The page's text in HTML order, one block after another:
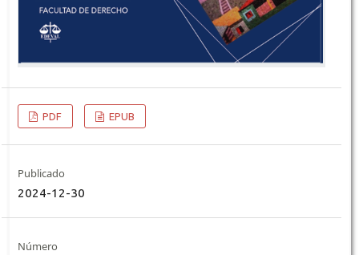
PDF EPUB
Publicado
2024-12-30
Número